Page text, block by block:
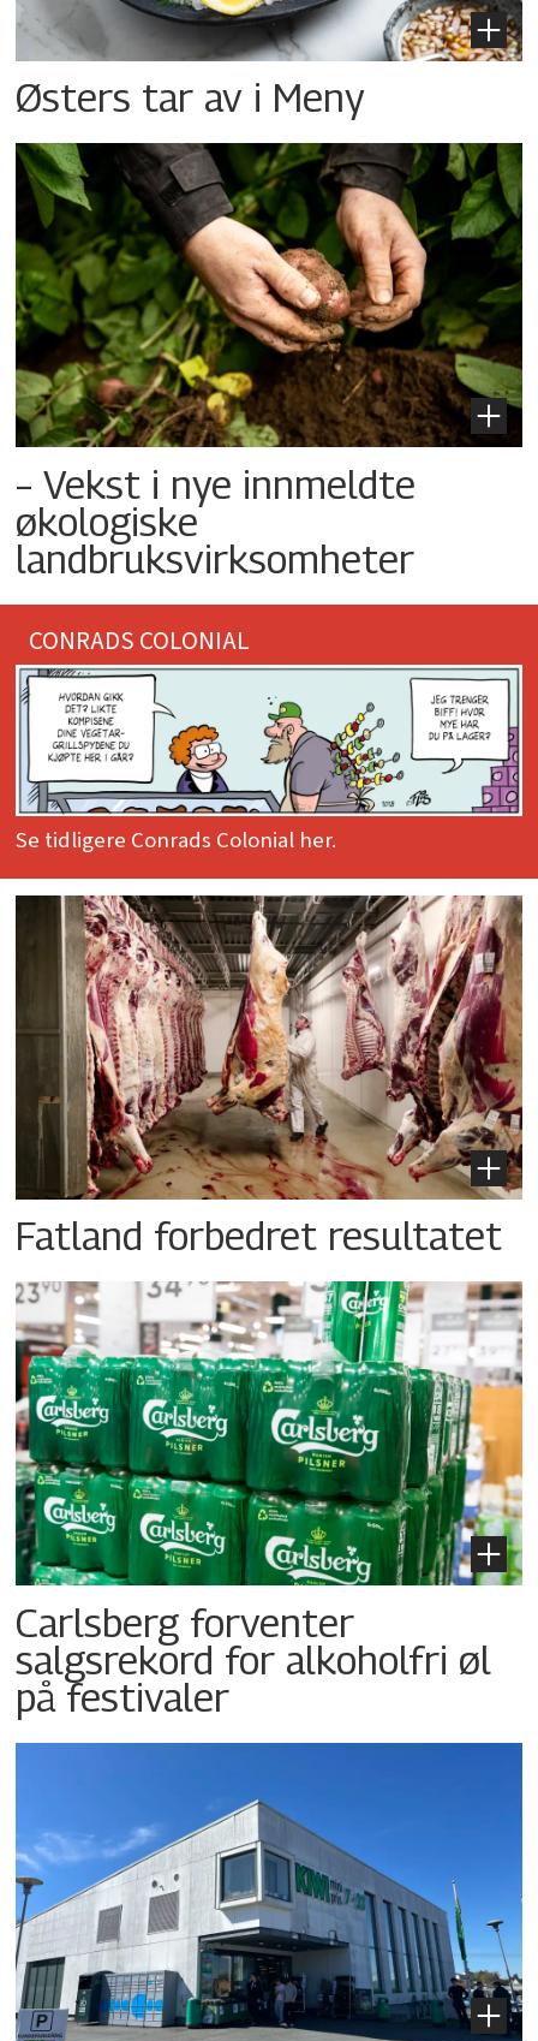
Østers tar av i Meny
– Vekst i nye innmeldte
økologiske
landbruksvirksomheter
CONRADS COLONIAL
Se tidligere Conrads Colonial her.
Fatland forbedret resultatet
Carlsberg forventer
salgsrekord for alkoholfri øl
på festivaler